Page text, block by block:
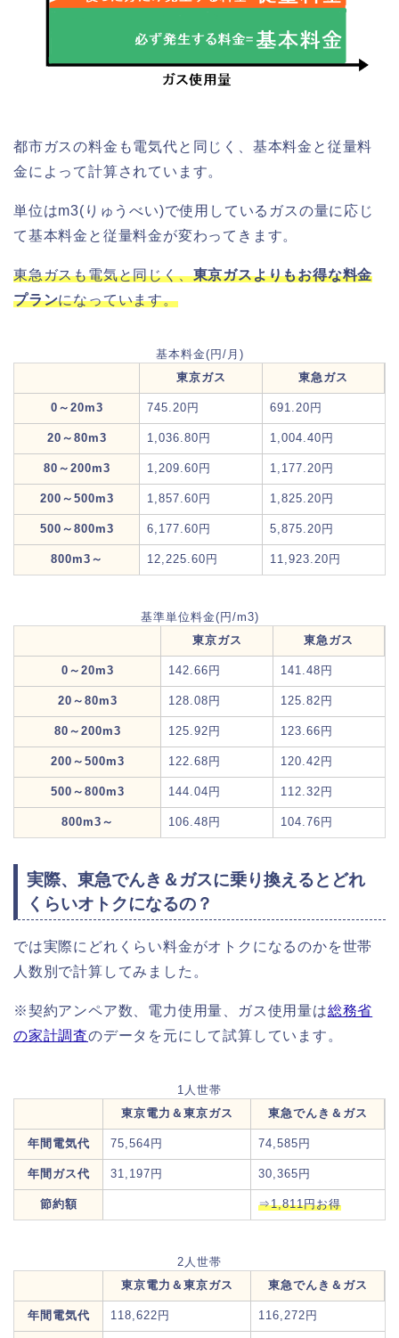
都市ガスの料金も電気代と同じく、基本料金と従量料
金によって計算されています。
単位はm3(りゅうべい)で使用しているガスの量に応じ
て基本料金と従量料金が変わってきます。
東急ガスも電気と同じく、東京ガスよりもお得な料金
プランになっています。
基本料金(円/月)
東京ガス
東急ガス
0～20m3 745.20円 691.20円
20～80m3 1,036.80円 1,004.40円
80～200m3 1,209.60円 1,177.20円
200～500m3 1,857.60円 1,825.20円
500～800m3 6,177.60円 5,875.20円
800m3～ 12,225.60円 11,923.20円
基準単位料金(円/m3)
東京ガス
東急ガス
0～20m3 142.66円 141.48円
20～80m3 128.08円 125.82円
80～200m3 125.92円 123.66円
200～500m3 122.68円 120.42円
500～800m3 144.04円 112.32円
800m3～ 106.48円 104.76円
実際、東急でんき＆ガスに乗り換えるとどれ
くらいオトクになるの？
では実際にどれくらい料金がオトクになるのかを世帯
人数別で計算してみました。
※契約アンペア数、電力使用量、ガス使用量は総務省
の家計調査のデータを元にして試算しています。
1人世帯
東京電力＆東京ガス
東急でんき＆ガス
年間電気代 75,564円 74,585円
年間ガス代 31,197円 30,365円
節約額 ⇒1,811円お得
2人世帯
東京電力＆東京ガス
東急でんき＆ガス
年間電気代 118,622円 116,272円